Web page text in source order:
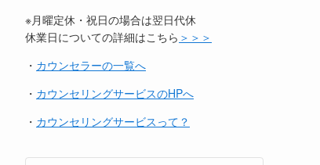
※月曜定休・祝日の場合は翌日代休
休業日についての詳細はこちら ＞＞＞
・ カウンセラーの一覧へ
・ カウンセリングサービスのHPへ
・ カウンセリングサービスって？